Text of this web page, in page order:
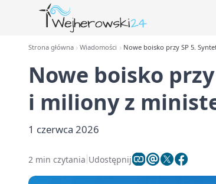
Strona główna Wiadomości Nowe boisko przy SP 5.
Nowe boisko
i miliony z
1 czerwca 2026
2 min czytania Udostępnij